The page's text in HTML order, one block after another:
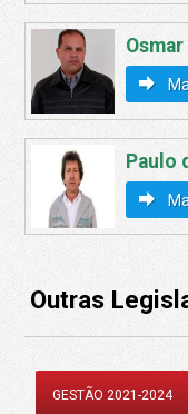
Paulo
Outras
GESTÃO 2021-2024